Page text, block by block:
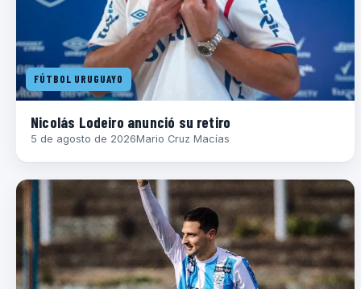
FÚTBOL URUGUAYO
Nicolás Lodeiro anunció su retiro
5 de agosto de 2026Mario Cruz Macías